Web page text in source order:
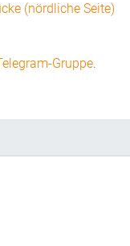
(nördliche Seite)
Gruppe.